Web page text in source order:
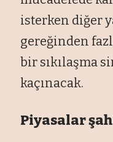
isterken diğer
gereğinden
bir sıkılaşma
kaçınacak.
Piyasalar